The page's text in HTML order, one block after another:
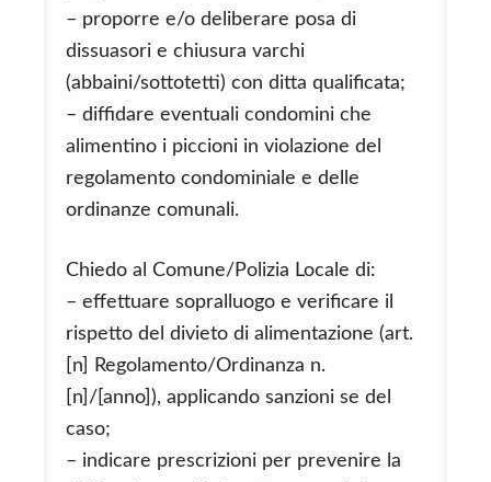
– proporre e/o deliberare posa di
dissuasori e chiusura varchi
(abbaini/sottotetti) con ditta qualificata;
– diffidare eventuali condomini che
alimentino i piccioni in violazione del
regolamento condominiale e delle
ordinanze comunali.
Chiedo al Comune/Polizia Locale di:
– effettuare sopralluogo e verificare il
rispetto del divieto di alimentazione (art.
[n] Regolamento/Ordinanza n.
[n]/[anno]), applicando sanzioni se del
caso;
– indicare prescrizioni per prevenire la